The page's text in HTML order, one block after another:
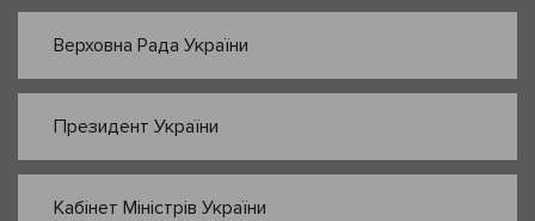
Верховна Рада України
Президент України
Кабінет Міністрів України